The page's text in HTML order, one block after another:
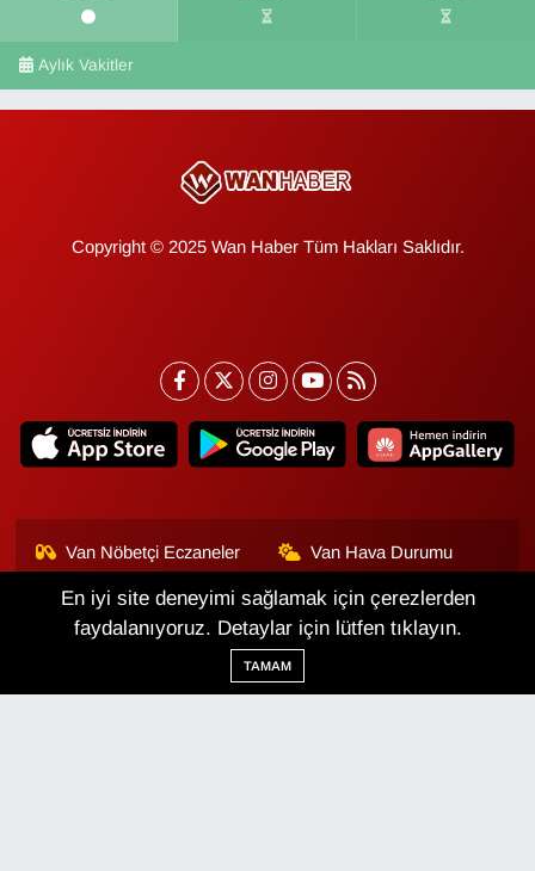
Aylık Vakitler
Copyright © 2025 Wan Haber Tüm Hakları Saklıdır.
Van Nöbetçi Eczaneler Van Hava Durumu
Van Namaz Vakitleri
Van Trafik Yoğunluk
Haritası
Puan Durumu ve Fikstür
En iyi site deneyimi sağlamak için çerezlerden
faydalanıyoruz. Detaylar için lütfen tıklayın.
TAMAM